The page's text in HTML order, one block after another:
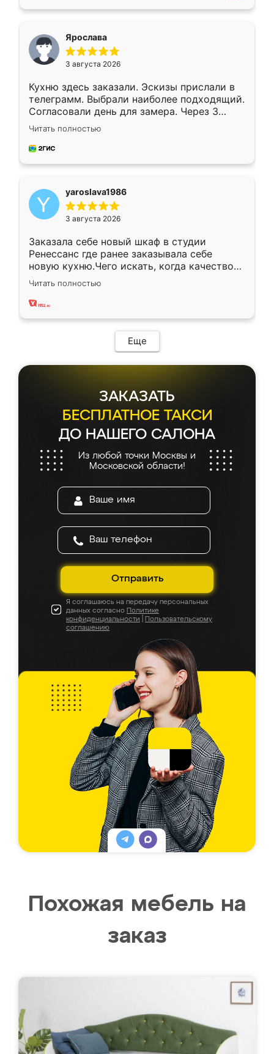
Ярослава
3 августа 2026
Кухню здесь заказали. Эскизы прислали в
телеграмм. Выбрали наиболее подходящий.
Согласовали день для замера. Через 3
недели кухня была уже готова. Остались
довольны работой. Спасибо Ренессанс
мебель за качественную работу!
Читать полностью
yaroslava1986
3 августа 2026
Заказала себе новый шкаф в студии
Ренессанс где ранее заказывала себе
новую кухню.Чего искать, когда качеством
вполне довольна. Служит кухня уже почти
два года, нареканий нет.
Читать полностью
Еще
ЗАКАЗАТЬ
БЕСПЛАТНОЕ ТАКСИ
ДО НАШЕГО САЛОНА
Из любой точки Москвы и
Московской области!
Отправить
Я соглашаюсь на передачу персональных
данных согласно Политике
конфиденциальности
Пользовательскому
соглашению
Похожая мебель на
заказ